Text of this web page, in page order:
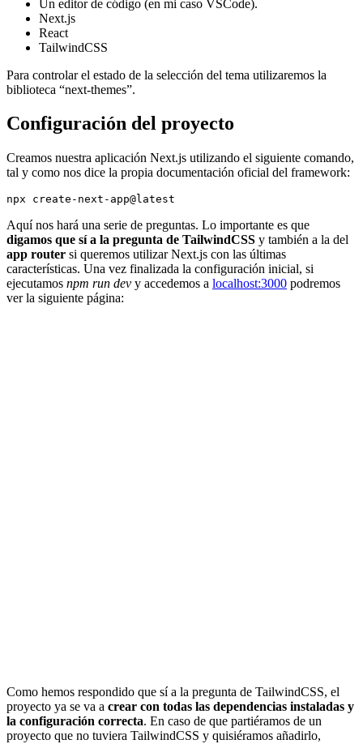
Un editor de código (en mi caso VSCode).
Next.js
React
TailwindCSS
Para controlar el estado de la selección del tema utilizaremos la
biblioteca “next-themes”.
Configuración del proyecto
Creamos nuestra aplicación Next.js utilizando el siguiente comando,
tal y como nos dice la propia documentación oficial del framework:
Aquí nos hará una serie de preguntas. Lo importante es que
digamos que sí a la pregunta de TailwindCSS y también a la del
app router si queremos utilizar Next.js con las últimas
características. Una vez finalizada la configuración inicial, si
ejecutamos npm run dev y accedemos a localhost:3000 podremos
ver la siguiente página:
Como hemos respondido que sí a la pregunta de TailwindCSS, el
proyecto ya se va a crear con todas las dependencias instaladas y
la configuración correcta. En caso de que partiéramos de un
proyecto que no tuviera TailwindCSS y quisiéramos añadirlo,